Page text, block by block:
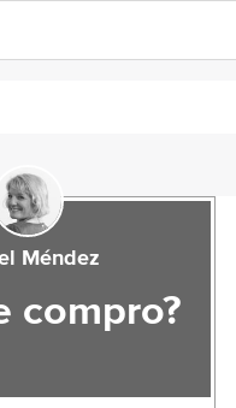
Méndez
compro?